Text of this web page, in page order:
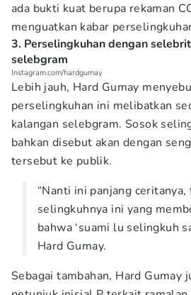
ada bukti kuat berupa rekaman
menguatkan kabar
3. Perselingkuhan dengan
selebgram
Instagram.com/hardgumay
Lebih jauh, Hard Gumay
perselingkuhan ini melibatkan
kalangan selebgram. Sosok
bahkan disebut akan dengan
tersebut ke publik.
“Nanti ini panjang
selingkuhnya ini yang
bahwa ‘suami lu selingkuh
Hard Gumay.
Sebagai tambahan, Hard Gumay